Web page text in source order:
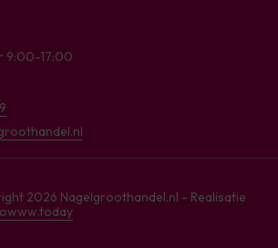
9:00-17:00
2026 Nagelgroothandel.nl - Realisatie